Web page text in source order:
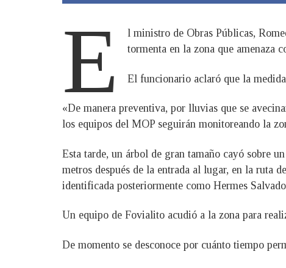
E
l ministro de Obras Públicas,
tormenta en la zona que amenaza
El funcionario aclaró que la
«De manera preventiva, por lluvias que se
los equipos del MOP seguirán monitoreando la
Esta tarde, un árbol de gran tamaño cayó sobre
metros después de la entrada al lugar, en la ruta
identificada posteriormente como Hermes
Un equipo de Fovialito acudió a la zona para
De momento se desconoce por cuánto tiempo